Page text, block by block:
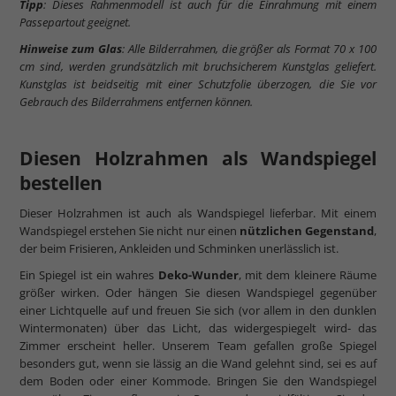
Tipp: Dieses Rahmenmodell ist auch für die Einrahmung mit einem
Passepartout geeignet.
Hinweise zum Glas: Alle Bilderrahmen, die größer als Format 70 x 100
cm sind, werden grundsätzlich mit bruchsicherem Kunstglas geliefert.
Kunstglas ist beidseitig mit einer Schutzfolie überzogen, die Sie vor
Gebrauch des Bilderrahmens entfernen können.
Diesen Holzrahmen als Wandspiegel
bestellen
Dieser Holzrahmen ist auch als Wandspiegel lieferbar. Mit einem
Wandspiegel erstehen Sie nicht nur einen nützlichen Gegenstand,
der beim Frisieren, Ankleiden und Schminken unerlässlich ist.
Ein Spiegel ist ein wahres Deko-Wunder, mit dem kleinere Räume
größer wirken. Oder hängen Sie diesen Wandspiegel gegenüber
einer Lichtquelle auf und freuen Sie sich (vor allem in den dunklen
Wintermonaten) über das Licht, das widergespiegelt wird- das
Zimmer erscheint heller. Unserem Team gefallen große Spiegel
besonders gut, wenn sie lässig an die Wand gelehnt sind, sei es auf
dem Boden oder einer Kommode. Bringen Sie den Wandspiegel